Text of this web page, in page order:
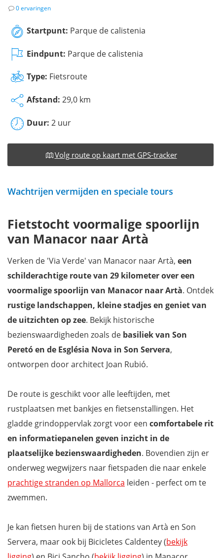
0 ervaringen
Startpunt: Parque de calistenia
Eindpunt: Parque de calistenia
Type: Fietsroute
Afstand: 29,0 km
Duur: 2 uur
Volg route op kaart met GPS-tracker
Wachtrijen vermijden en speciale tours
Fietstocht voormalige spoorlijn
van Manacor naar Artà
Verken de 'Via Verde' van Manacor naar Artà, een
schilderachtige route van 29 kilometer over een
voormalige spoorlijn van Manacor naar Artà. Ontdek
rustige landschappen, kleine stadjes en geniet van
de uitzichten op zee. Bekijk historische
bezienswaardigheden zoals de basiliek van Son
Peretó en de Església Nova in Son Servera,
ontworpen door architect Joan Rubió.
De route is geschikt voor alle leeftijden, met
rustplaatsen met bankjes en fietsenstallingen. Het
gladde grindoppervlak zorgt voor een comfortabele rit
en informatiepanelen geven inzicht in de
plaatselijke bezienswaardigheden. Bovendien zijn er
onderweg wegwijzers naar fietspaden die naar enkele
prachtige stranden op Mallorca leiden - perfect om te
zwemmen.
Je kan fietsen huren bij de stations van Artà en Son
Servera, maar ook bij Bicicletes Caldentey (bekijk